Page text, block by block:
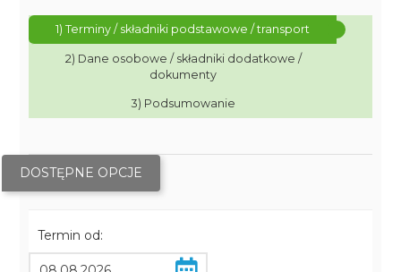
1) Terminy / składniki podstawowe / transport
2) Dane osobowe / składniki dodatkowe /
dokumenty
3) Podsumowanie
DOSTĘPNE OPCJE
Termin od: